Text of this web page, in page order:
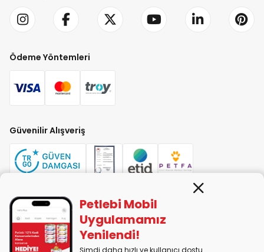
Ödeme Yöntemleri
Güvenilir Alışveriş
PETLEBİ EVCİL HAYVAN ÜRÜNLERİ PAZ. SAN. TİC. LTD. ŞTİ. Alaşarköy Mah.
1. Alaşar Cad. No: 9 Osmangazi/Bursa
7290599225 vergi numarasıyla Uludağ Vergi Dairesi'ne bağlıdır.
Petlebi Mobil
Uygulamamız
Yenilendi!
Şimdi daha hızlı ve kullanıcı dostu